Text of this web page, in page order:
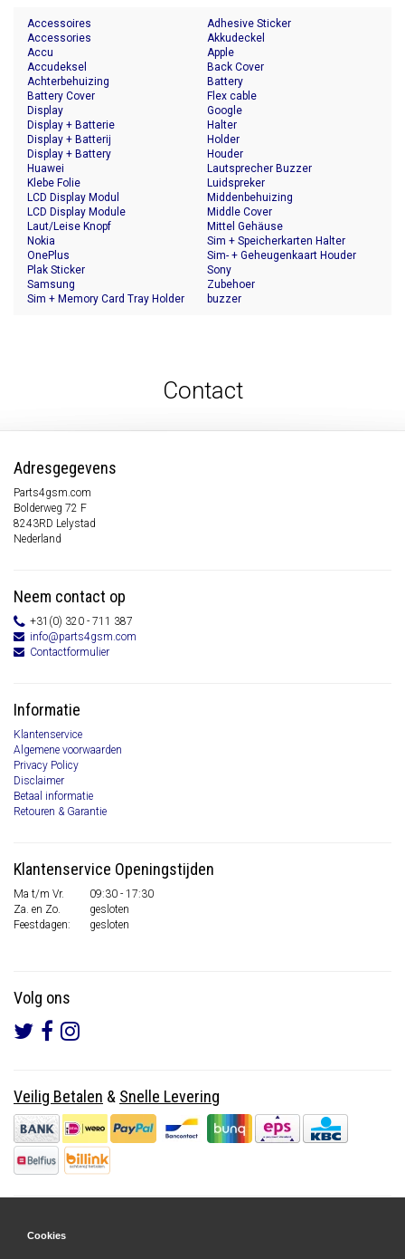
Accessoires
Accessories
Accu
Accudeksel
Achterbehuizing
Adhesive Sticker
Akkudeckel
Apple
Back Cover
Battery
Battery Cover
Display
Display + Batterie
Display + Batterij
Display + Battery
Flex cable
Google
Halter
Holder
Houder
Huawei
Klebe Folie
LCD Display Modul
LCD Display Module
Laut/Leise Knopf
Lautsprecher Buzzer
Luidspreker
Middenbehuizing
Middle Cover
Mittel Gehäuse
Nokia
OnePlus
Plak Sticker
Samsung
Sim + Memory Card Tray Holder
Sim + Speicherkarten Halter
Sim- + Geheugenkaart Houder
Sony
Zubehoer
buzzer
Contact
Adresgegevens
Parts4gsm.com
Bolderweg 72 F
8243RD Lelystad
Nederland
Neem contact op
+31(0) 320 - 711 387
info@parts4gsm.com
Contactformulier
Informatie
Klantenservice
Algemene voorwaarden
Privacy Policy
Disclaimer
Betaal informatie
Retouren & Garantie
Klantenservice Openingstijden
Ma t/m Vr.
09:30 - 17:30
Za. en Zo.
gesloten
Feestdagen:
gesloten
Volg ons
Veilig Betalen & Snelle Levering
Cookies